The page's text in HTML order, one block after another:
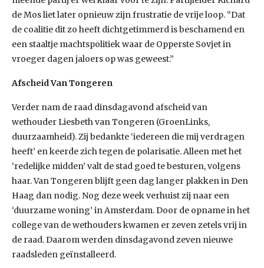
de Mos liet later opnieuw zijn frustratie de vrije loop. “Dat
de coalitie dit zo heeft dichtgetimmerd is beschamend en
een staaltje machtspolitiek waar de Opperste Sovjet in
vroeger dagen jaloers op was geweest.”
Afscheid Van Tongeren
Verder nam de raad dinsdagavond afscheid van
wethouder Liesbeth van Tongeren (GroenLinks,
duurzaamheid). Zij bedankte ‘iedereen die mij verdragen
heeft’ en keerde zich tegen de polarisatie. Alleen met het
‘redelijke midden’ valt de stad goed te besturen, volgens
haar. Van Tongeren blijft geen dag langer plakken in Den
Haag dan nodig. Nog deze week verhuist zij naar een
‘duurzame woning’ in Amsterdam. Door de opname in het
college van de wethouders kwamen er zeven zetels vrij in
de raad. Daarom werden dinsdagavond zeven nieuwe
raadsleden geïnstalleerd.